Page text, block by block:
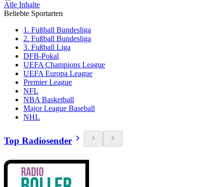
Alle Inhalte
Beliebte Sportarten
1. Fußball Bundesliga
2. Fußball Bundesliga
3. Fußball Liga
DFB-Pokal
UEFA Champions League
UEFA Europa League
Premier League
NFL
NBA Basketball
Major League Baseball
NHL
Top Radiosender